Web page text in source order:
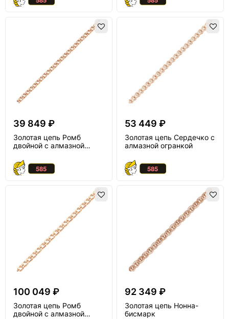
39 849 ₽
Золотая цепь Ромб
двойной с алмазной
53 449 ₽
Золотая цепь Сердечко с
алмазной огранкой
100 049 ₽
Золотая цепь Ромб
двойной с алмазной
92 349 ₽
Золотая цепь Нонна-
бисмарк